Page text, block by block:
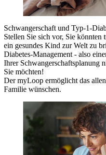
Schwangerschaft und Typ-1-
Stellen Sie sich vor, Sie könnten
ein gesundes Kind zur Welt zu
Diabetes-Management - also
Ihrer Schwangerschaftsplanung
Sie möchten!
Der myLoop ermöglicht das
Familie wünschen.